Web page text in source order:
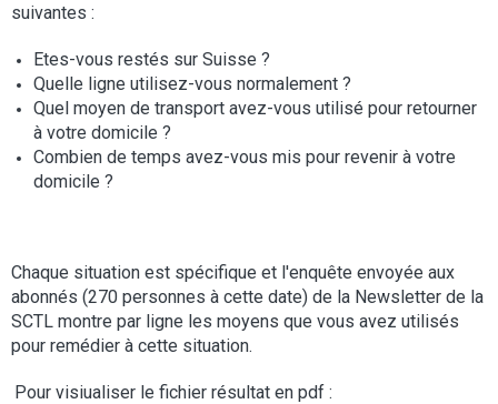
suivantes :
Etes-vous restés sur Suisse ?
Quelle ligne utilisez-vous normalement ?
Quel moyen de transport avez-vous utilisé pour retourner
à votre domicile ?
Combien de temps avez-vous mis pour revenir à votre
domicile ?
Chaque situation est spécifique et l'enquête envoyée aux
abonnés (270 personnes à cette date) de la Newsletter de la
SCTL montre par ligne les moyens que vous avez utilisés
pour remédier à cette situation.
Pour visiualiser le fichier résultat en pdf :